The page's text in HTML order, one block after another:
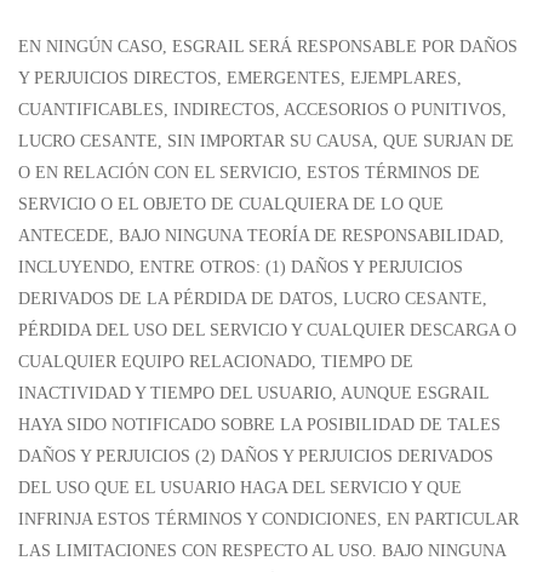
EN NINGÚN CASO, ESGRAIL SERÁ RESPONSABLE POR DAÑOS
Y PERJUICIOS DIRECTOS, EMERGENTES, EJEMPLARES,
CUANTIFICABLES, INDIRECTOS, ACCESORIOS O PUNITIVOS,
LUCRO CESANTE, SIN IMPORTAR SU CAUSA, QUE SURJAN DE
O EN RELACIÓN CON EL SERVICIO, ESTOS TÉRMINOS DE
SERVICIO O EL OBJETO DE CUALQUIERA DE LO QUE
ANTECEDE, BAJO NINGUNA TEORÍA DE RESPONSABILIDAD,
INCLUYENDO, ENTRE OTROS: (1) DAÑOS Y PERJUICIOS
DERIVADOS DE LA PÉRDIDA DE DATOS, LUCRO CESANTE,
PÉRDIDA DEL USO DEL SERVICIO Y CUALQUIER DESCARGA O
CUALQUIER EQUIPO RELACIONADO, TIEMPO DE
INACTIVIDAD Y TIEMPO DEL USUARIO, AUNQUE ESGRAIL
HAYA SIDO NOTIFICADO SOBRE LA POSIBILIDAD DE TALES
DAÑOS Y PERJUICIOS (2) DAÑOS Y PERJUICIOS DERIVADOS
DEL USO QUE EL USUARIO HAGA DEL SERVICIO Y QUE
INFRINJA ESTOS TÉRMINOS Y CONDICIONES, EN PARTICULAR
LAS LIMITACIONES CON RESPECTO AL USO. BAJO NINGUNA